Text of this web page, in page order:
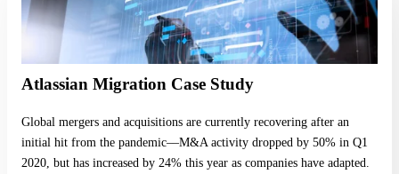
Atlassian Migration Case Study
Global mergers and acquisitions are currently recovering after an
initial hit from the pandemic––M&A activity dropped by 50% in Q1
2020, but has increased by 24% this year as companies have adapted.